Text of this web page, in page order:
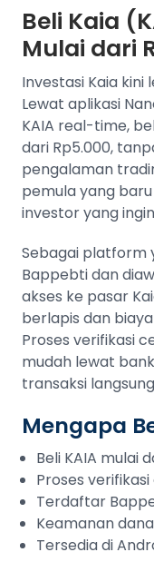
Beli Kaia
Mulai dari
Investasi Kaia kini
Lewat aplikasi
KAIA real-time,
dari Rp5.000,
pengalaman
pemula yang
investor yang
Sebagai platform
Bappebti dan
akses ke pasar
berlapis dan
Proses verifikasi
mudah lewat
transaksi
Mengapa
Beli KAIA mulai
Proses
Terdaftar
Keamanan
Tersedia di